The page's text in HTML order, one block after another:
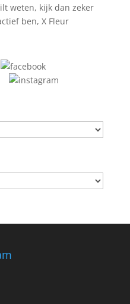
weten, kijk dan zeker
ben, X Fleur